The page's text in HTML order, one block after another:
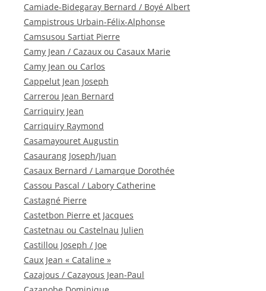
Camiade-Bidegaray Bernard / Boyé Albert
Campistrous Urbain-Félix-Alphonse
Camsusou Sartiat Pierre
Camy Jean / Cazaux ou Casaux Marie
Camy Jean ou Carlos
Cappelut Jean Joseph
Carrerou Jean Bernard
Carriquiry Jean
Carriquiry Raymond
Casamayouret Augustin
Casaurang Joseph/Juan
Casaux Bernard / Lamarque Dorothée
Cassou Pascal / Labory Catherine
Castagné Pierre
Castetbon Pierre et Jacques
Castetnau ou Castelnau Julien
Castillou Joseph / Joe
Caux Jean « Cataline »
Cazajous / Cazayous Jean-Paul